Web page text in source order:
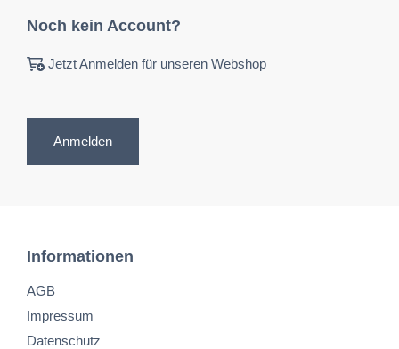
Noch kein Account?
Jetzt Anmelden für unseren Webshop
Anmelden
Informationen
AGB
Impressum
Datenschutz